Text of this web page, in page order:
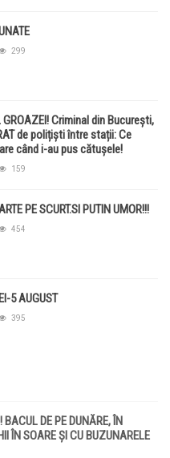
299
GROAZEI! Criminal din București,
de polițiști între stații: Ce
când i-au pus cătușele!
159
PE SCURT.SI PUTIN UMOR!!!
454
5 AUGUST
395
DE PE DUNĂRE, ÎN
ÎN SOARE ȘI CU BUZUNARELE